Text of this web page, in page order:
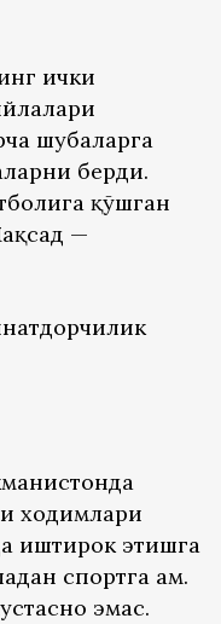
ички
шубҳаларга
берди.
қўшган
—
ходимлари
иштирок этишга
спортга ҳам.
эмас.